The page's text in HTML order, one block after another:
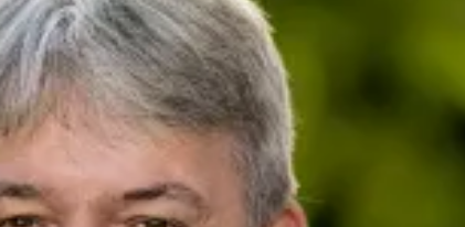
presse@deutsche-glasfaser.de